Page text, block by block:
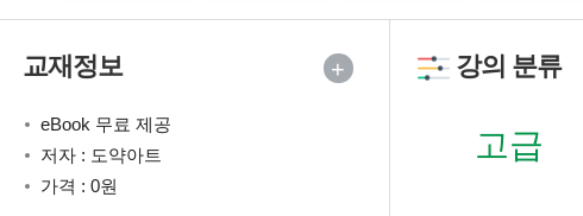
교재정보 +
eBook 무료 제공
저자 : 도약아트
가격 : 0원
강의 분류
고급